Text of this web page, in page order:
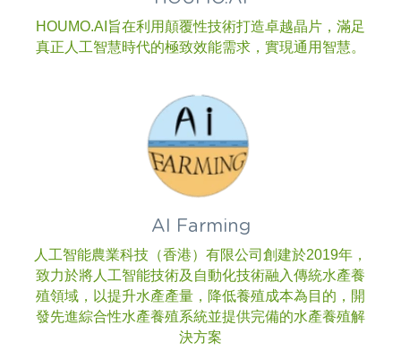
HOUMO.AI旨在利用顛覆性技術打造卓越晶片，滿足
真正人工智慧時代的極致效能需求，實現通用智慧。
AI Farming
人工智能農業科技（香港）有限公司創建於2019年，
致力於將人工智能技術及自動化技術融入傳統水產養
殖領域，以提升水產產量，降低養殖成本為目的，開
發先進綜合性水產養殖系統並提供完備的水產養殖解
決方案